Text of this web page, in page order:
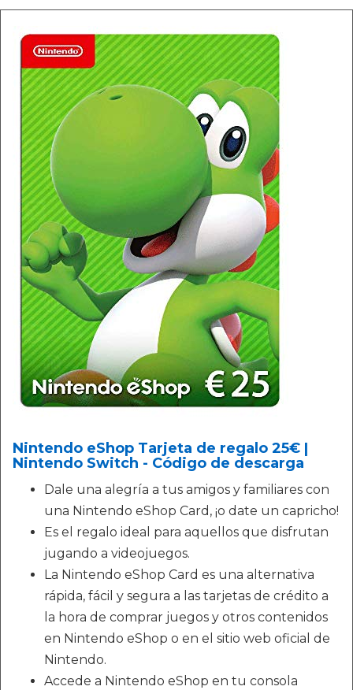
Nintendo eShop Tarjeta de regalo 25€ |
Nintendo Switch - Código de descarga
Dale una alegría a tus amigos y familiares con
una Nintendo eShop Card, ¡o date un capricho!
Es el regalo ideal para aquellos que disfrutan
jugando a videojuegos.
La Nintendo eShop Card es una alternativa
rápida, fácil y segura a las tarjetas de crédito a
la hora de comprar juegos y otros contenidos
en Nintendo eShop o en el sitio web oficial de
Nintendo.
Accede a Nintendo eShop en tu consola